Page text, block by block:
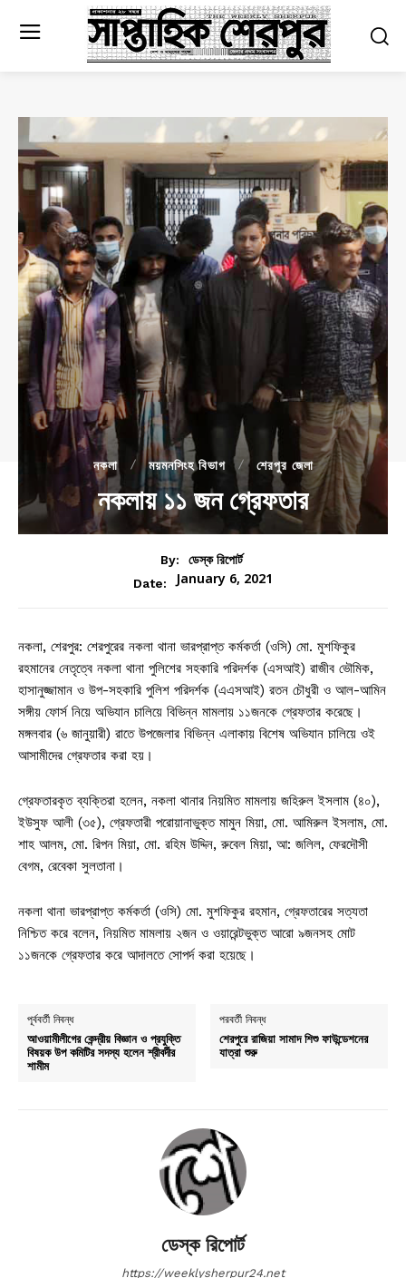
নকলা ময়মনসিংহ বিভাগ শেরপুর জেলা
নকলায় ১১ জন গ্রেফতার
By:
ডেস্ক রিপোর্ট
Date:
January 6, 2021
নকলা, শেরপুর: শেরপুরের নকলা থানা ভারপ্রাপ্ত কর্মকর্তা (ওসি) মো. মুশফিকুর
রহমানের নেতৃত্বে নকলা থানা পুলিশের সহকারি পরিদর্শক (এসআই) রাজীব ভৌমিক,
হাসানুজ্জামান ও উপ-সহকারি পুলিশ পরিদর্শক (এএসআই) রতন চৌধুরী ও আল-আমিন
সঙ্গীয় ফোর্স নিয়ে অভিযান চালিয়ে বিভিন্ন মামলায় ১১জনকে গ্রেফতার করেছে।
মঙ্গলবার (৬ জানুয়ারী) রাতে উপজেলার বিভিন্ন এলাকায় বিশেষ অভিযান চালিয়ে ওই
আসামীদের গ্রেফতার করা হয়।
গ্রেফতারকৃত ব্যক্তিরা হলেন, নকলা থানার নিয়মিত মামলায় জহিরুল ইসলাম (৪০),
ইউসুফ আলী (৩৫), গ্রেফতারী পরোয়ানাভুক্ত মামুন মিয়া, মো. আমিরুল ইসলাম, মো.
শাহ আলম, মো. রিপন মিয়া, মো. রহিম উদ্দিন, রুবেল মিয়া, আ: জলিল, ফেরদৌসী
বেগম, রেবেকা সুলতানা।
নকলা থানা ভারপ্রাপ্ত কর্মকর্তা (ওসি) মো. মুশফিকুর রহমান, গ্রেফতারের সত্যতা
নিশ্চিত করে বলেন, নিয়মিত মামলায় ২জন ও ওয়ারেন্টভুক্ত আরো ৯জনসহ মোট
১১জনকে গ্রেফতার করে আদালতে সোপর্দ করা হয়েছে।
পূর্ববর্তী নিবন্ধ
আওয়ামীলীগের কেন্দ্রীয় বিজ্ঞান ও প্রযুক্তি
বিষয়ক উপ কমিটির সদস্য হলেন শ্রীবর্দীর
শামীম
পরবর্তী নিবন্ধ
শেরপুরে রাজিয়া সামাদ শিশু ফাউন্ডেশনের
যাত্রা শুরু
ডেস্ক রিপোর্ট
https://weeklysherpur24.net